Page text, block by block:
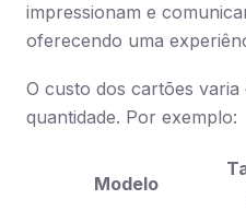
impressionam e
oferecendo uma
O custo dos cartões
quantidade. Por exemplo:
Modelo